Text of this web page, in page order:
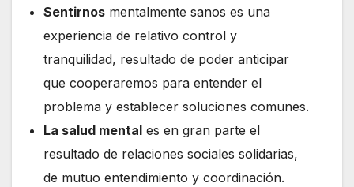
Sentirnos mentalmente sanos es una
experiencia de relativo control y
tranquilidad, resultado de poder anticipar
que cooperaremos para entender el
problema y establecer soluciones comunes.
La salud mental es en gran parte el
resultado de relaciones sociales solidarias,
de mutuo entendimiento y coordinación.